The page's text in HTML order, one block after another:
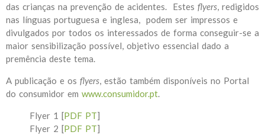
das crianças na prevenção de acidentes. Estes flyers, redigidos
nas línguas portuguesa e inglesa, podem ser impressos e
divulgados por todos os interessados de forma conseguir-se a
maior sensibilização possível, objetivo essencial dado a
premência deste tema.
A publicação e os flyers, estão também disponíveis no Portal
do consumidor em www.consumidor.pt.
Flyer 1 [PDF PT]
Flyer 2 [PDF PT]